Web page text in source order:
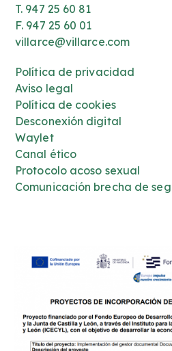
T. 947 25 60 81
F. 947 25 60 01
villarce@villarce.com
Política de privacidad
Aviso legal
Política de cookies
Desconexión digital
Waylet
Canal ético
Protocolo acoso sexual
Comunicación brecha de